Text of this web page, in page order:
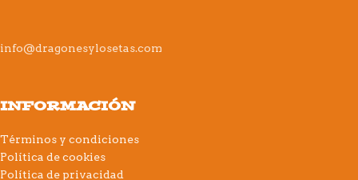
info@dragonesylosetas.com
INFORMACIÓN
Términos y condiciones
Política de cookies
Política de privacidad